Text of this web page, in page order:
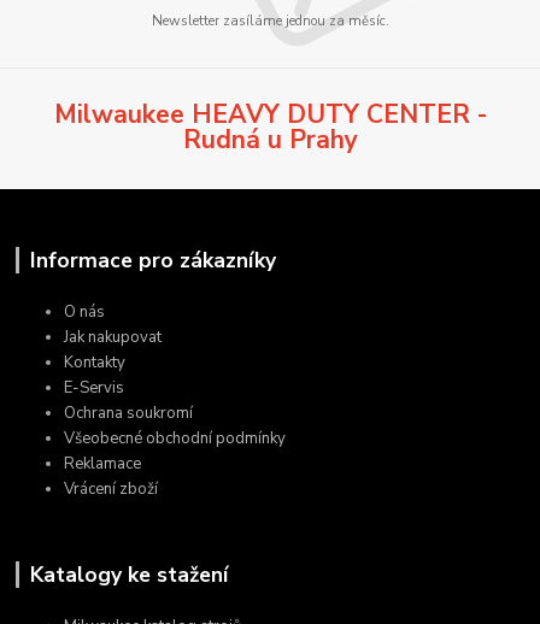
Newsletter zasíláme jednou za měsíc.
Milwaukee HEAVY DUTY CENTER -
Rudná u Prahy
Informace pro zákazníky
O nás
Jak nakupovat
Kontakty
E-Servis
Ochrana soukromí
Všeobecné obchodní podmínky
Reklamace
Vrácení zboží
Katalogy ke stažení